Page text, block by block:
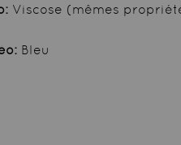
Viscose (mêmes
Bleu